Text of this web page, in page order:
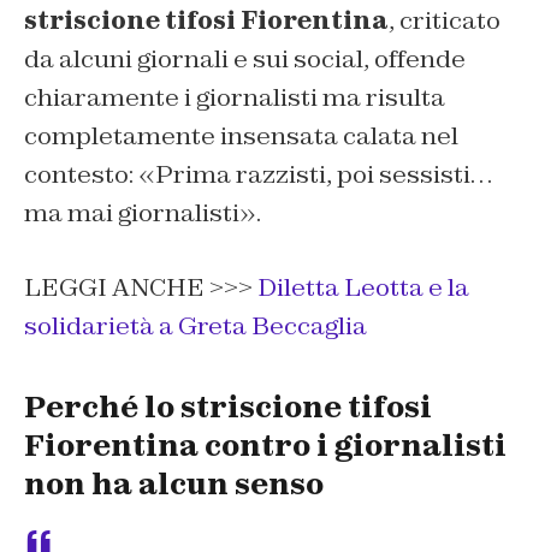
striscione tifosi Fiorentina, criticato
da alcuni giornali e sui social, offende
chiaramente i giornalisti ma risulta
completamente insensata calata nel
contesto: «Prima razzisti, poi sessisti…
ma mai giornalisti».
LEGGI ANCHE >>> Diletta Leotta e la
solidarietà a Greta Beccaglia
Perché lo striscione tifosi
Fiorentina contro i giornalisti
non ha alcun senso